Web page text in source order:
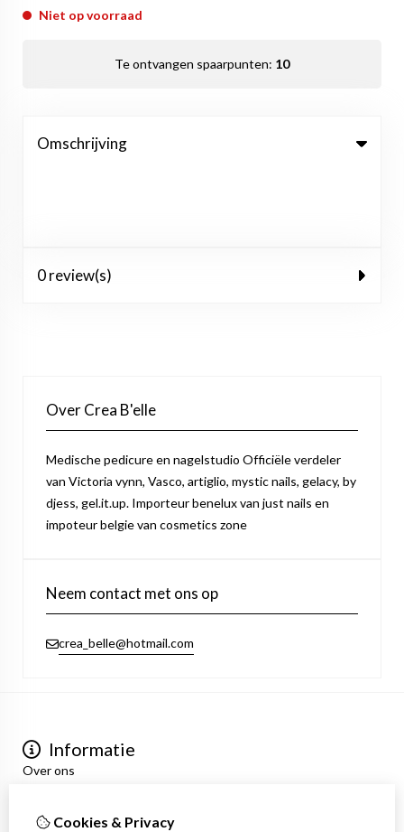
Niet op voorraad
Te ontvangen spaarpunten: 10
Omschrijving
0 review(s)
Over Crea B'elle
Medische pedicure en nagelstudio Officiële verdeler
van Victoria vynn, Vasco, artiglio, mystic nails, gelacy, by
djess, gel.it.up. Importeur benelux van just nails en
impoteur belgie van cosmetics zone
Neem contact met ons op
crea_belle@hotmail.com
Informatie
Over ons
Algemene voorwaarden
Cookies & Privacy